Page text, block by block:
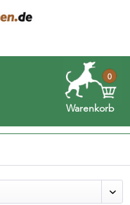
Warenkorb
0